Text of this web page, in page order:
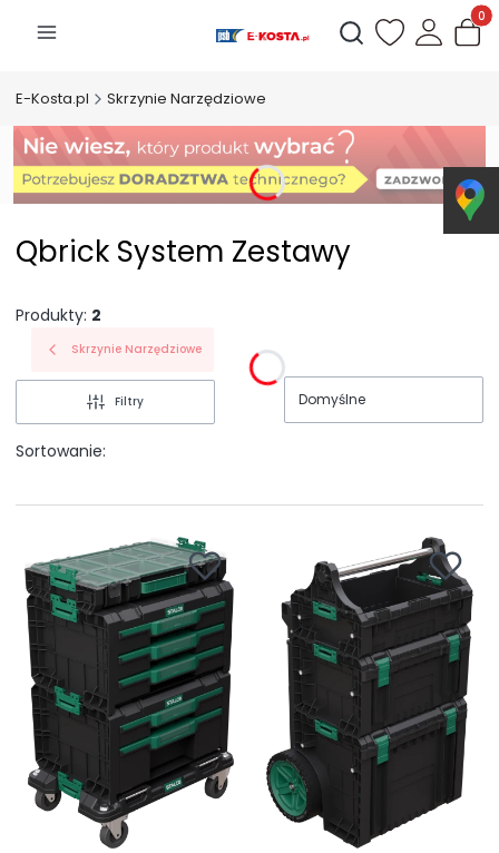
Otwórz wyszukiwarkę
E-Kosta.pl Skrzynie Narzędziowe
Qbrick System Zestawy
Produkty: 2
Skrzynie Narzędziowe
Filtry
Sortowanie:
Domyślne